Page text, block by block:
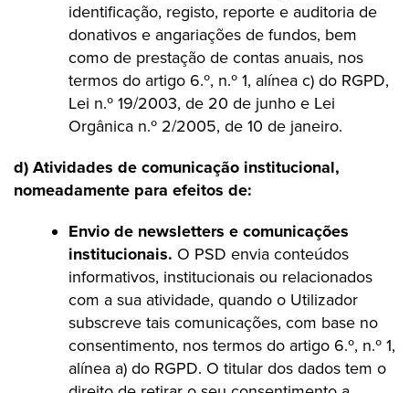
identificação, registo, reporte e auditoria de
donativos e angariações de fundos, bem
como de prestação de contas anuais, nos
termos do artigo 6.º, n.º 1, alínea c) do RGPD,
Lei n.º 19/2003, de 20 de junho e Lei
Orgânica n.º 2/2005, de 10 de janeiro.
d) Atividades de comunicação institucional,
nomeadamente para efeitos de:
Envio de newsletters e comunicações
institucionais. O PSD envia conteúdos
informativos, institucionais ou relacionados
com a sua atividade, quando o Utilizador
subscreve tais comunicações, com base no
consentimento, nos termos do artigo 6.º, n.º 1,
alínea a) do RGPD. O titular dos dados tem o